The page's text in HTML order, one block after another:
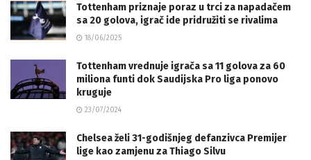
Tottenham priznaje poraz u trci za napadačem
sa 20 golova, igrač ide pridružiti se rivalima
18/06/2025
Tottenham vrednuje igrača sa 11 golova za 60
miliona funti dok Saudijska Pro liga ponovo
kruguje
23/07/2024
Chelsea želi 31-godišnjeg defanzivca Premijer
lige kao zamjenu za Thiago Silvu